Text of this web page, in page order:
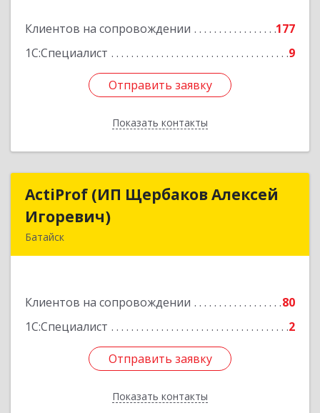
Клиентов на сопровождении
177
1С:Специалист
9
Отправить заявку
Показать контакты
Отправить заявку
Назад
ActiProf (ИП Щербаков Алексей
Игоревич)
Батайск
Клиентов на сопровождении
80
1С:Специалист
2
Отправить заявку
Показать контакты
ActiProf (ИП Щербаков Алексей
Подробнее
Отправить заявку
Назад